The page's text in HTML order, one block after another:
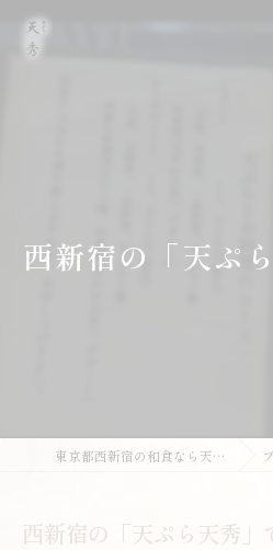
西新宿の「天ぷ
東京都西新宿の和食なら天ぷら 天秀 ブログ
西新宿の「天ぷら天秀」